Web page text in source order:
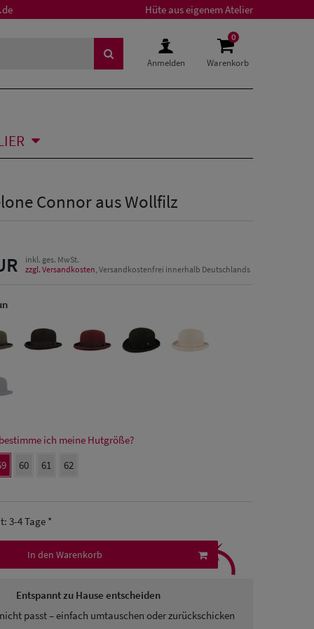
Hüte aus eigenem Atelier
Anmelden
0
Warenkorb
Connor aus Wollfilz
inkl. ges. MwSt.
zzgl. Versandkosten, Versandkostenfrei innerhalb Deutschlands
ich meine Hutgröße?
60 61 62
3-4 Tage *
In den Warenkorb
Entspannt zu Hause entscheiden
passt – einfach umtauschen oder zurückschicken
⤹